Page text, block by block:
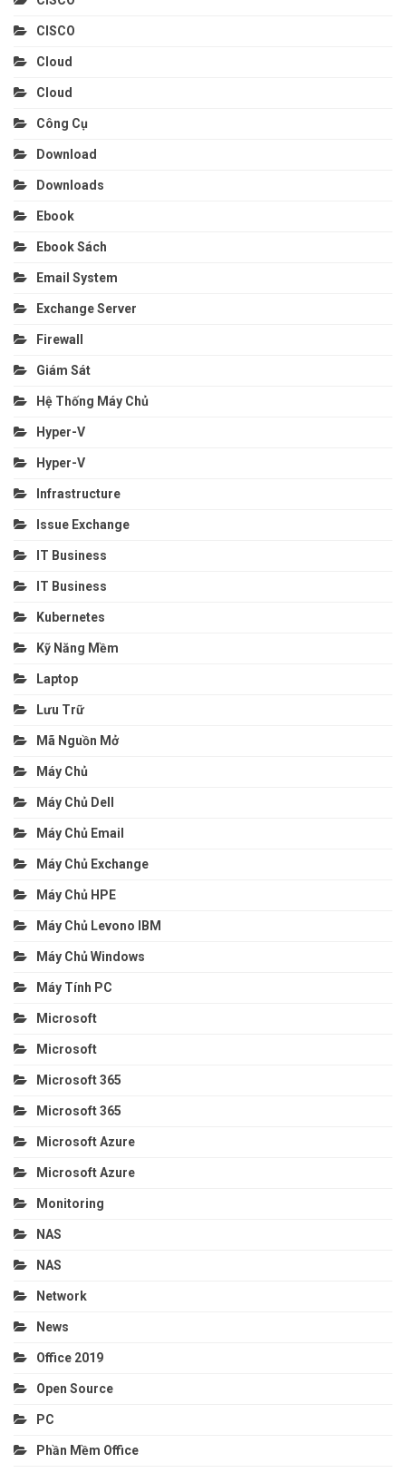
CISCO
Cloud
Cloud
Công Cụ
Download
Downloads
Ebook
Ebook Sách
Email System
Exchange Server
Firewall
Giám Sát
Hệ Thống Máy Chủ
Hyper-V
Hyper-V
Infrastructure
Issue Exchange
IT Business
IT Business
Kubernetes
Kỹ Năng Mềm
Laptop
Lưu Trữ
Mã Nguồn Mở
Máy Chủ
Máy Chủ Dell
Máy Chủ Email
Máy Chủ Exchange
Máy Chủ HPE
Máy Chủ Levono IBM
Máy Chủ Windows
Máy Tính PC
Microsoft
Microsoft
Microsoft 365
Microsoft 365
Microsoft Azure
Microsoft Azure
Monitoring
NAS
NAS
Network
News
Office 2019
Open Source
PC
Phần Mềm Office